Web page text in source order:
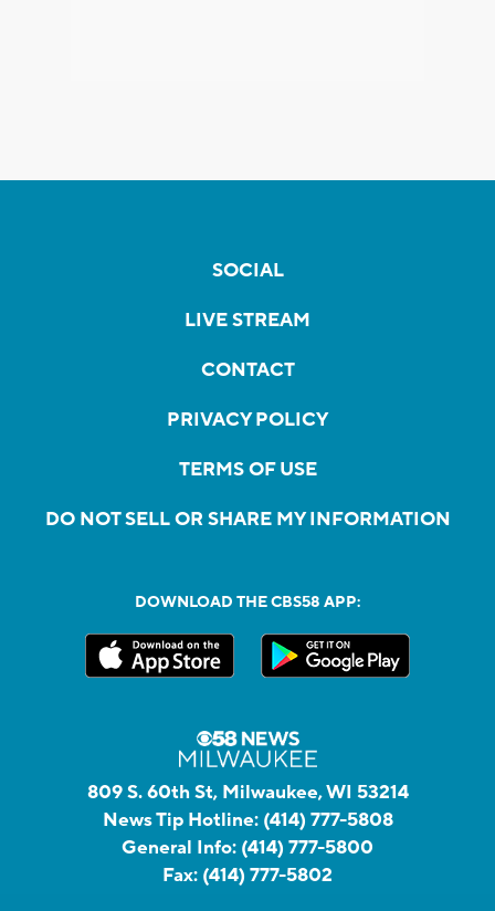
SOCIAL
LIVE STREAM
CONTACT
PRIVACY POLICY
TERMS OF USE
DO NOT SELL OR SHARE MY INFORMATION
DOWNLOAD THE CBS58 APP:
809 S. 60th St, Milwaukee, WI 53214
News Tip Hotline: (414) 777-5808
General Info: (414) 777-5800
Fax: (414) 777-5802